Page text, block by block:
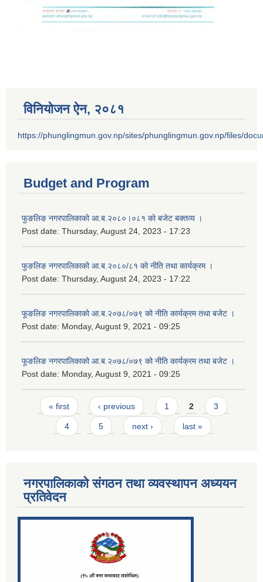
विनियोजन ऐन‚ २०८१
https://phunglingmun.gov.np/sites/phunglingmun.gov.np/files/
Budget and Program
फुङलिङ नगरपालिकाको आ.ब.२०८०।०८१ को बजेट बक्तव्य ।
Post date: Thursday, August 24, 2023 - 17:23
फुङलिङ नगरपालिकाको आ.ब.२०८०/८१ को नीति तथा कार्यक्रम ।
Post date: Thursday, August 24, 2023 - 17:22
फूङलिङ नगरपालिकाको आ.ब.२०७८/०७९ को नीति कार्यक्रम तथा बजेट ।
Post date: Monday, August 9, 2021 - 09:25
फूङलिङ नगरपालिकाको आ.ब.२०७८/०७९ को नीति कार्यक्रम तथा बजेट ।
Post date: Monday, August 9, 2021 - 09:25
Pages
« first ‹ previous 1 2 3
4 5 next › last »
नगरपालिकाको संगठन तथा व्यवस्थापन अध्ययन
प्रतिवेदन